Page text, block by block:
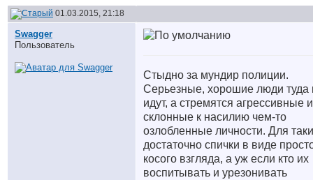
01.03.2015, 21:18
Swagger
Пользователь
Стыдно за мундир полиции.
Серьезные, хорошие люди туда
идут, а стремятся агрессивные и
склонные к насилию чем-то
озлобленные личности. Для
достаточно спички в виде
косого взгляда, а уж если кто их
воспитывать и урезонивать